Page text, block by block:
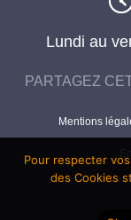
Lundi au
PARTAGEZ
Mentions
Pour respecter
des Cookies